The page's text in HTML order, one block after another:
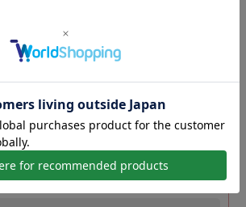
使用例
ベント
ンパスや学校行事